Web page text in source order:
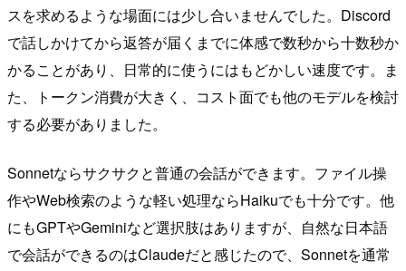
スを求めるような場面には少し合いませんでした。Discord
で話しかけてから返答が届くまでに体感で数秒から十数秒か
かることがあり、日常的に使うにはもどかしい速度です。ま
た、トークン消費が大きく、コスト面でも他のモデルを検討
する必要がありました。
Sonnetならサクサクと普通の会話ができます。ファイル操
作やWeb検索のような軽い処理ならHaikuでも十分です。他
にもGPTやGeminiなど選択肢はありますが、自然な日本語
で会話ができるのはClaudeだと感じたので、Sonnetを通常